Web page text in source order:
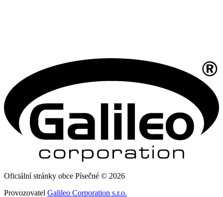
Oficiální stránky obce Písečné © 2026
Provozovatel Galileo Corporation s.r.o.